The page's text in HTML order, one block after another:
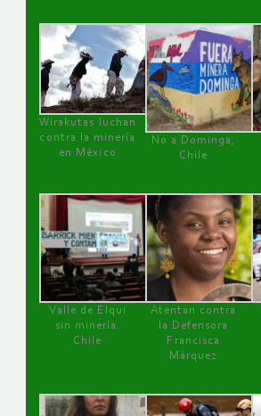
Wirakutas luchan
contra la minería
en México
No a Dominga,
Chile
Valle de Elqui
sin minería.
Chile
Atentan contra
la Defensora
Francisca
Márquez